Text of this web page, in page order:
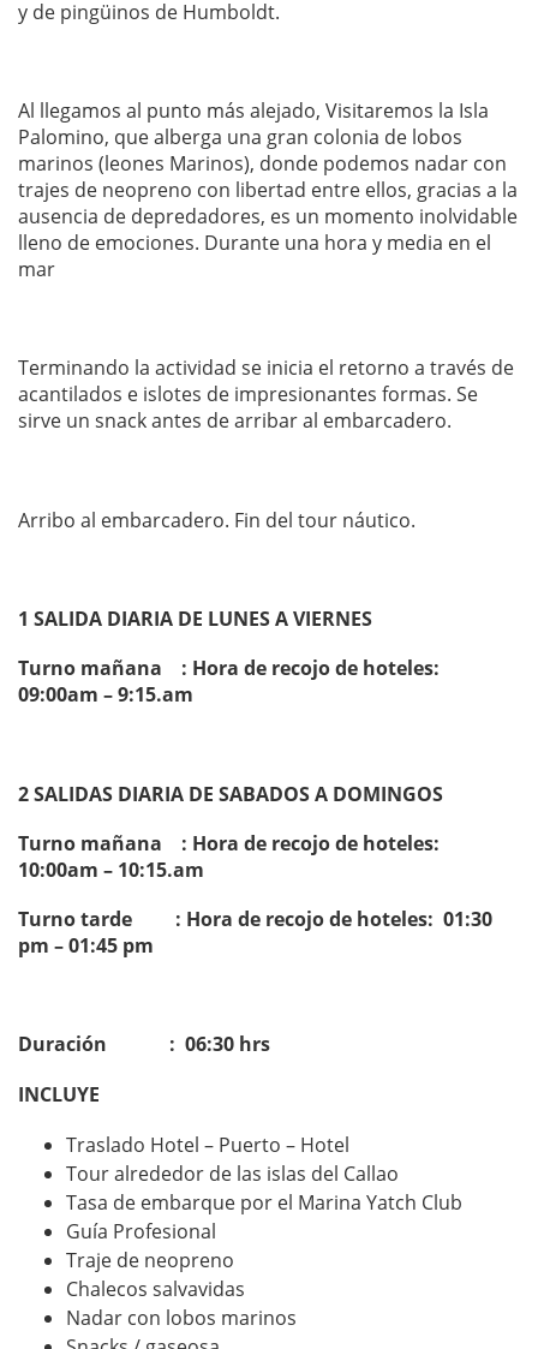
y de pingüinos de Humboldt.
Al llegamos al punto más alejado, Visitaremos la Isla
Palomino, que alberga una gran colonia de lobos
marinos (leones Marinos), donde podemos nadar con
trajes de neopreno con libertad entre ellos, gracias a la
ausencia de depredadores, es un momento inolvidable
lleno de emociones. Durante una hora y media en el
mar
Terminando la actividad se inicia el retorno a través de
acantilados e islotes de impresionantes formas. Se
sirve un snack antes de arribar al embarcadero.
Arribo al embarcadero. Fin del tour náutico.
1 SALIDA DIARIA DE LUNES A VIERNES
Turno mañana : Hora de recojo de hoteles:
09:00am – 9:15.am
2 SALIDAS DIARIA DE SABADOS A DOMINGOS
Turno mañana : Hora de recojo de hoteles:
10:00am – 10:15.am
Turno tarde : Hora de recojo de hoteles: 01:30
pm – 01:45 pm
Duración : 06:30 hrs
INCLUYE
Traslado Hotel – Puerto – Hotel
Tour alrededor de las islas del Callao
Tasa de embarque por el Marina Yatch Club
Guía Profesional
Traje de neopreno
Chalecos salvavidas
Nadar con lobos marinos